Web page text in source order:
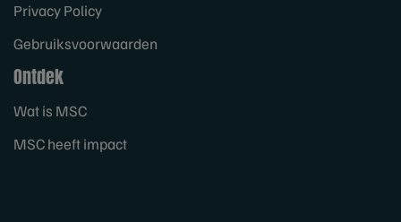
Privacy Policy
Gebruiksvoorwaarden
Ontdek
Wat is MSC
MSC heeft impact